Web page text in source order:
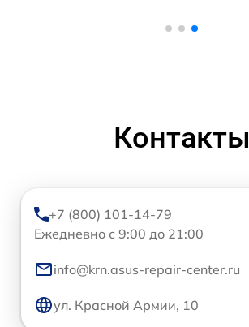
Контакты
+7 (800) 101-14-79
Ежедневно с 9:00 до 21:00
info@krn.asus-repair-center.ru
ул. Красной Армии, 10